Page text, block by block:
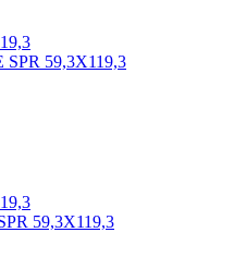
59,3X119,3
59,3X119,3